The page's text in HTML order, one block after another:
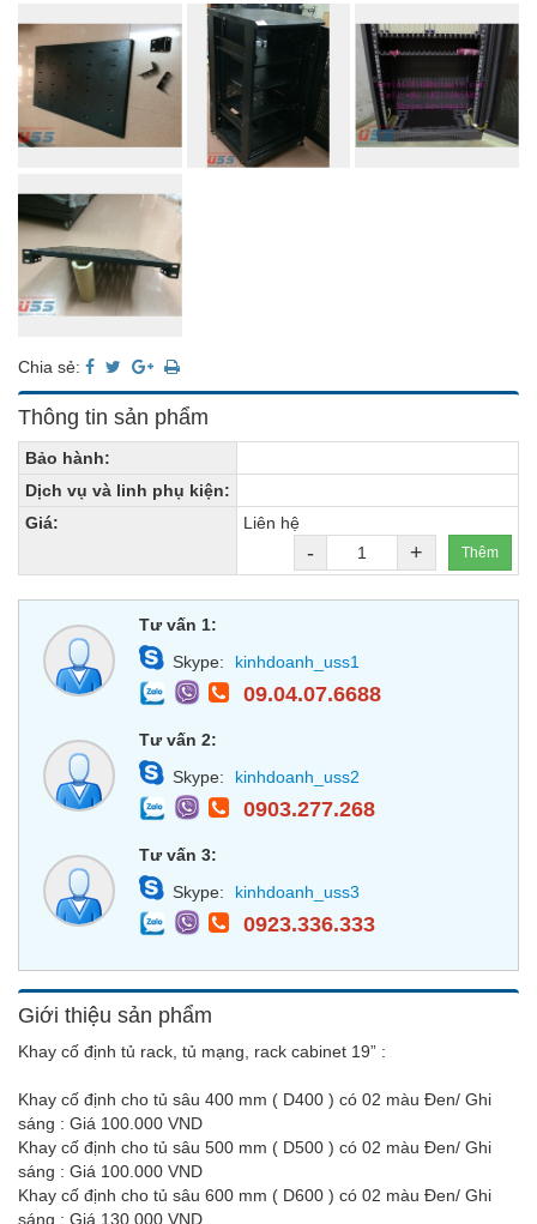
Chia sẻ:
Thông tin sản phẩm
Bảo hành:
Dịch vụ và linh phụ kiện:
Giá:
Liên hệ
- + Thêm
Tư vấn 1:
Skype:
kinhdoanh_uss1
09.04.07.6688
Tư vấn 2:
Skype:
kinhdoanh_uss2
0903.277.268
Tư vấn 3:
Skype:
kinhdoanh_uss3
0923.336.333
Giới thiệu sản phẩm
Khay cố định tủ rack, tủ mạng, rack cabinet 19” :
Khay cố định cho tủ sâu 400 mm ( D400 ) có 02 màu Đen/ Ghi
sáng : Giá 100.000 VND
Khay cố định cho tủ sâu 500 mm ( D500 ) có 02 màu Đen/ Ghi
sáng : Giá 100.000 VND
Khay cố định cho tủ sâu 600 mm ( D600 ) có 02 màu Đen/ Ghi
sáng : Giá 130.000 VND